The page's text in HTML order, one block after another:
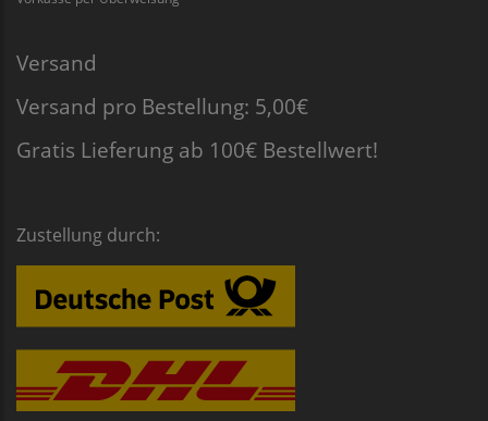
Versand
Versand pro Bestellung: 5,00€
Gratis Lieferung ab 100€ Bestellwert!
Zustellung durch: